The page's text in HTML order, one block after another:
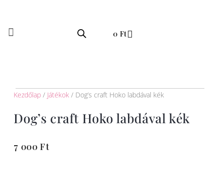
content
0 FtKosár
Kezdőlap / Játékok / Dog’s craft Hoko labdával kék
Dog’s craft Hoko labdával kék
7 000 Ft